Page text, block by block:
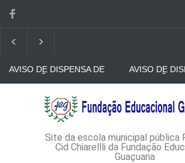
AVISO DE DISPENSA DE
LICITAÇÃO Nº 53/2026-
PROCESSO
ADMINISTRATIVO Nº
165/2026
AVISO DE
LICITAÇÃO
149/2026
AVISO DE DISPENSA DE
LICITAÇÃO - DISPENSA DE
LICITAÇÃO Nº 51/2026 -
ADMINISTRATIVO Nº
Site da escola municipal pública
Cid Chiarellli da Fundação
Guaçuana